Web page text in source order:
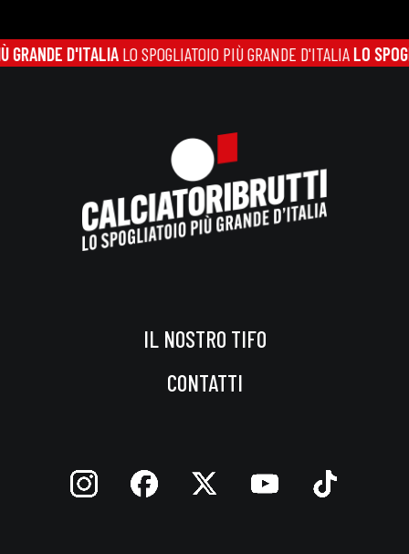
D'ITALIALO SPOGLIATOIO PIÙ GRANDE D'ITALIALO
IL NOSTRO TIFO
CONTATTI